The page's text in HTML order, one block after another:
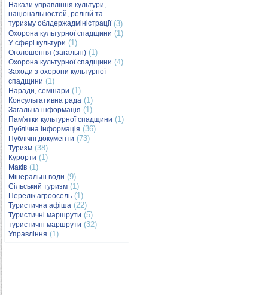
Накази управління культури,
національностей, релігій та
туризму облдержадміністрації(3)
Охорона культурної спадщини (1)
У сфері культури (1)
Оголошення (загальні) (1)
Охорона культурної спадщини (4)
Заходи з охорони культурної
спадщини (1)
Наради, семінари (1)
Консультативна рада (1)
Загальна інформація (1)
Пам'ятки культурної спадщини (1)
Публічна інформація (36)
Публічні документи (73)
Туризм (38)
Курорти (1)
Маків (1)
Мінеральні води (9)
Сільський туризм (1)
Перелік агроосель (1)
Туристична афіша (22)
Туристичні маршрути (5)
туристичні маршрути (32)
Управління (1)